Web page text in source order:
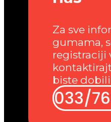
Za sve
gumama,
registraciji
biste
033/